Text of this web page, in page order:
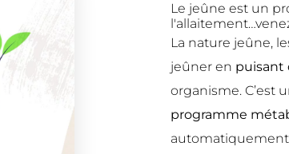
Le jeûne est un
La nature jeûne,
jeûner en puisant
organisme. C’est
programme
automatiquement